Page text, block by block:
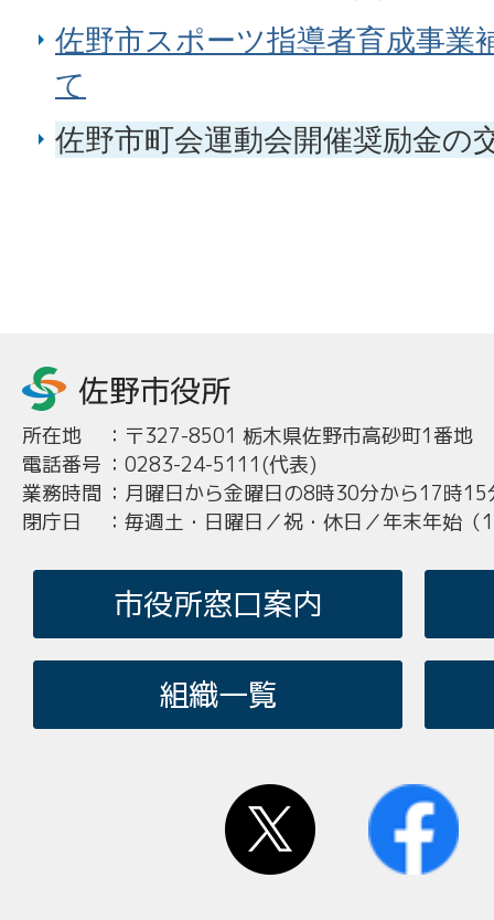
佐野市スポーツ指導者育成事業
て
佐野市町会運動会開催奨励金の
所在地 ： 〒327-8501 栃木県佐野市高砂町1番地
電話番号 ： 0283-24-5111(代表)
業務時間 ： 月曜日から金曜日の8時30分から17時15
閉庁日
： 毎週土・日曜日／祝・休日／年末年始
市役所窓口案内
組織一覧